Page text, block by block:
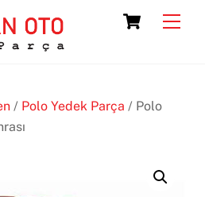
Cart
/ Polo Yedek Parça / Polo